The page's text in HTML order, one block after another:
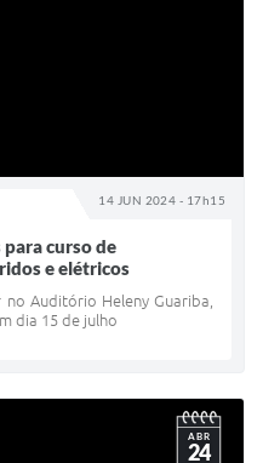
14 JUN 2024 - 17h15
curso de
e elétricos
Auditório Heleny Guariba,
dia 15 de julho
ABR
24